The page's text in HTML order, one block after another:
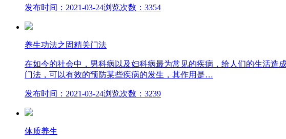
发布时间：2021-03-24浏览次数：3354
养生功法之固精关门法
在如今的社会中，男科病以及妇科病最为常见的疾病，给人们的生活
门法，可以有效的预防某些疾病的发生，其作用是…
发布时间：2021-03-24浏览次数：3239
体质养生